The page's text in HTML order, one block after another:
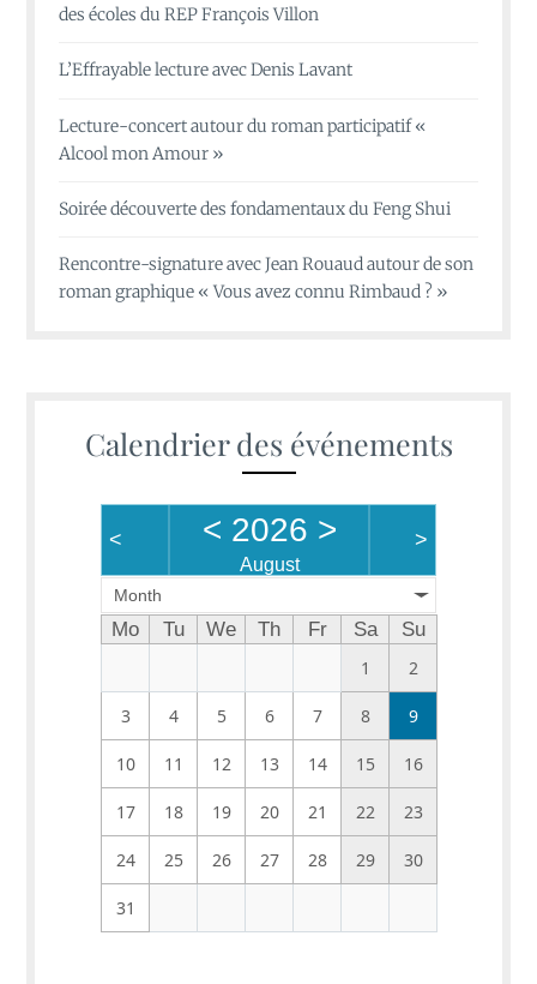
des écoles du REP François Villon
L’Effrayable lecture avec Denis Lavant
Lecture-concert autour du roman participatif «
Alcool mon Amour »
Soirée découverte des fondamentaux du Feng Shui
Rencontre-signature avec Jean Rouaud autour de son
roman graphique « Vous avez connu Rimbaud ? »
Calendrier des événements
< < 2026 >
August
>
Month
Mo Tu We Th Fr Sa
Su
1
2
3 4 5 6 7 8 9
10 11 12 13 14 15 16
17 18 19 20 21 22 23
24 25 26 27 28 29 30
31